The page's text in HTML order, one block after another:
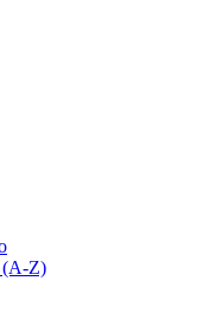
(A-Z)